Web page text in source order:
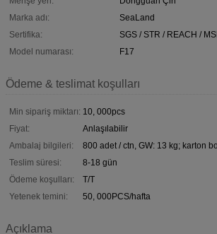
Marka adı:
SeaLand
Sertifika:
SGS / STR / REACH /
Model numarası:
F17
Ödeme & teslimat koşulları
Min sipariş miktarı: 10, 000pcs
Fiyat:
Anlaşılabilir
Ambalaj bilgileri:
800 adet / ctn, GW: 13 kg; karton
Teslim süresi:
8-18 gün
Ödeme koşulları:
T/T
Yetenek temini:
50, 000PCS/hafta
Açıklama